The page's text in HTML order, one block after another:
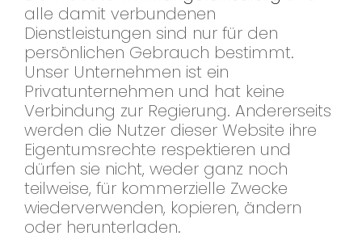
alle damit verbundenen
Dienstleistungen sind nur für den
persönlichen Gebrauch bestimmt.
Unser Unternehmen ist ein
Privatunternehmen und hat keine
Verbindung zur Regierung. Andererseits
werden die Nutzer dieser Website ihre
Eigentumsrechte respektieren und
dürfen sie nicht, weder ganz noch
teilweise, für kommerzielle Zwecke
wiederverwenden, kopieren, ändern
oder herunterladen.